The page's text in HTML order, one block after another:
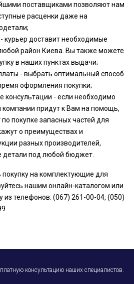
поставщиками позволяют нам
расценки даже на
курьер доставит необходимые
район Киева. Вы также можете
в наших пунктах выдачи;
- выбрать оптимальный способ
оформления покупки;
консультации - если необходимо
придут к Вам на помощь,
покупке запасных частей для
о преимуществах и
разных производителей,
детали под любой бюджет.
на комплектующие для
нашим онлайн-каталогом или
из телефонов: (067) 261-00-04, (050)
консультацию наших специалистов.